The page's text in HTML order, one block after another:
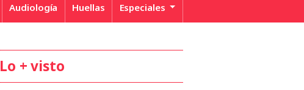
Audiología Huellas Especiales
Lo + visto